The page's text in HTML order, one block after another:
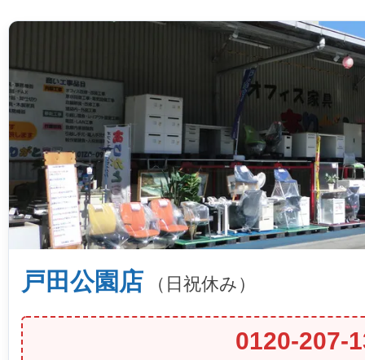
戸田公園店 （日祝休み）
0120-207-